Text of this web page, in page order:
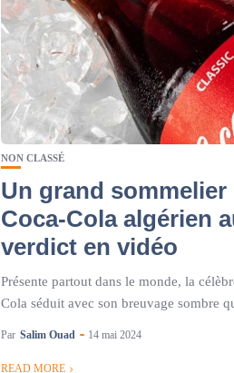
NON CLASSÉ
Un grand sommelier
Coca-Cola algérien
verdict en vidéo
Présente partout dans le monde, la
Cola séduit avec son breuvage sombre
Par Salim Ouad 14 mai 2024
READ MORE